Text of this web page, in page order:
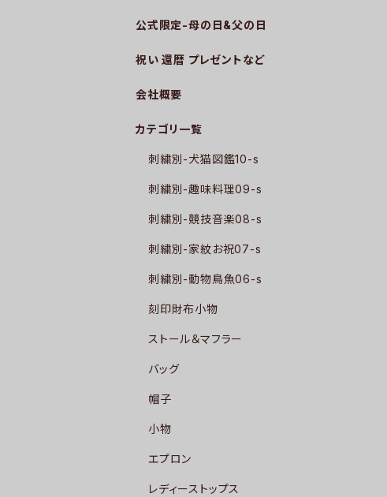
公式限定-母の日&父の日
祝い 還暦 プレゼントなど
会社概要
カテゴリ一覧
刺繍別-犬猫図鑑10-s
刺繍別-趣味料理09-s
刺繍別-競技音楽08-s
刺繍別-家紋お祝07-s
刺繍別-動物鳥魚06-s
刻印財布小物
ストール＆マフラー
バッグ
帽子
小物
エプロン
レディーストップス